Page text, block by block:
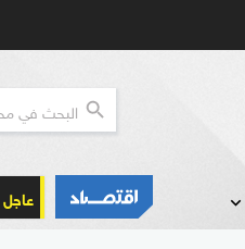
عاجل